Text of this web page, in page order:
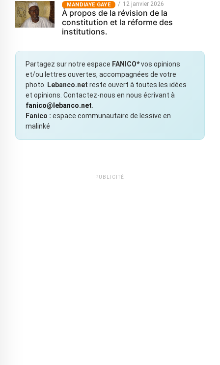
MANDIAYE GAYE 12 janvier 2026
À propos de la révision de la
constitution et la réforme des
institutions.
Partagez sur notre espace FANICO*vos opinions
et/ou lettres ouvertes, accompagnées de votre
photo.
Lebanco.net reste ouvert à toutes les idées
et opinions. Contactez-nous en nous écrivant à
fanico@lebanco.net
Fanico : espace communautaire de lessive en
malinké
PUBLICITÉ